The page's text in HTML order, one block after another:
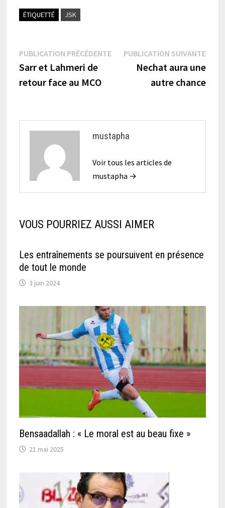
ÉTIQUETTÉ JSK
Navigation
de
PUBLICATION PRÉCÉDENTEPublication
précédente :
Sarr et Lahmeri de
retour face au MCO
PUBLICATION SUIVANTE
Nechat aura une
autre chance
mustapha
Voir tous les articles de
mustapha →
VOUS POURRIEZ AUSSI AIMER
Les entraînements se poursuivent en présence
de tout le monde
3 juin 2024
Bensaadallah : « Le moral est au beau fixe »
21 mai 2025